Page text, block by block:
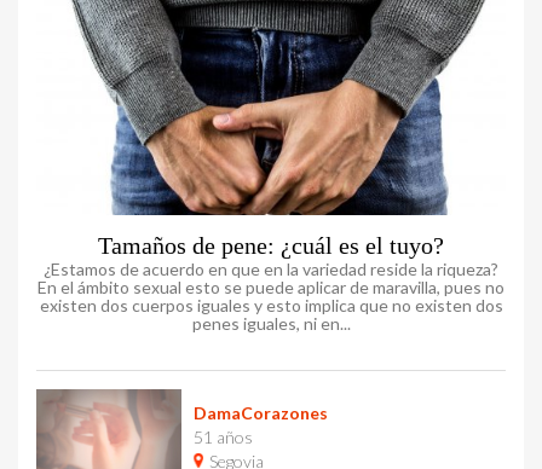
Tamaños de pene: ¿cuál es el tuyo?
¿Estamos de acuerdo en que en la variedad reside la riqueza?
En el ámbito sexual esto se puede aplicar de maravilla, pues no
existen dos cuerpos iguales y esto implica que no existen dos
penes iguales, ni en...
DamaCorazones
51 años
Segovia